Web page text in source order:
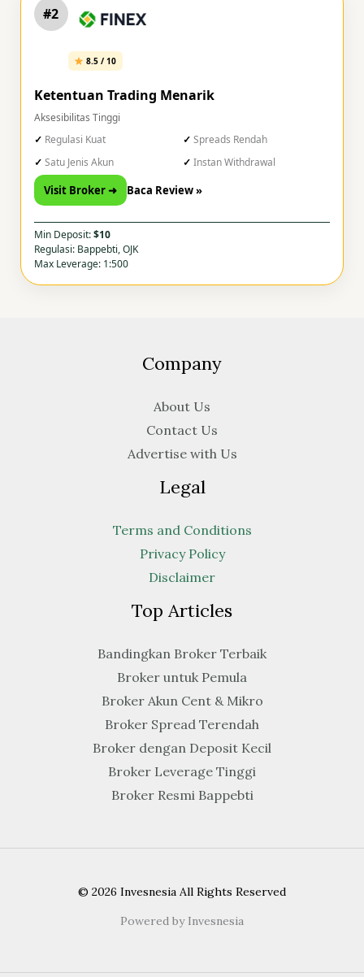
#2
8.5 / 10
Ketentuan Trading Menarik
Aksesibilitas Tinggi
Regulasi Kuat
Spreads Rendah
Satu Jenis Akun
Instan Withdrawal
Visit Broker ➜ Baca Review »
Min Deposit:$10
Regulasi: Bappebti, OJK
Max Leverage: 1:500
Company
About Us
Contact Us
Advertise with Us
Legal
Terms and Conditions
Privacy Policy
Disclaimer
Top Articles
Bandingkan Broker Terbaik
Broker untuk Pemula
Broker Akun Cent & Mikro
Broker Spread Terendah
Broker dengan Deposit Kecil
Broker Leverage Tinggi
Broker Resmi Bappebti
© 2026 Invesnesia All Rights Reserved
Powered by Invesnesia